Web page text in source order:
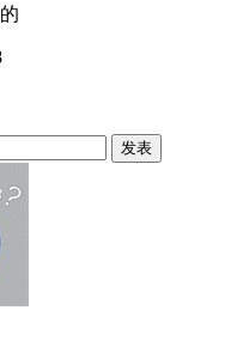
发表